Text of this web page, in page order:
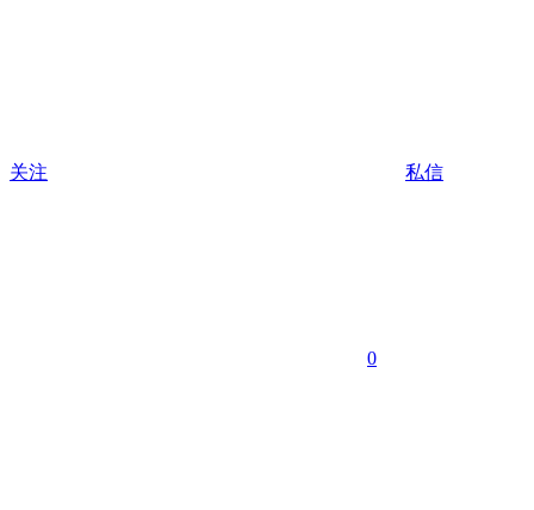
关注 私信
0